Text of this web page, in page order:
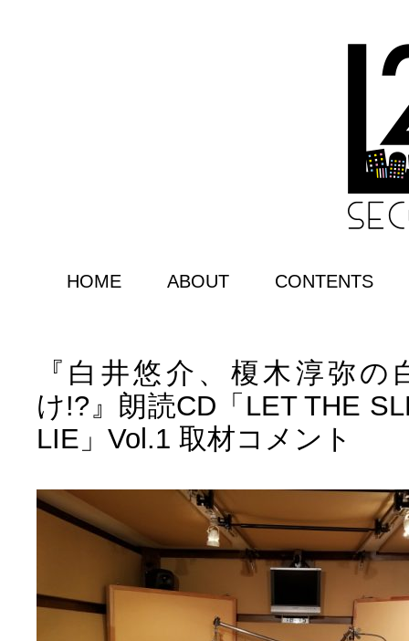
HOME ABOUT CONTENTS
『白井悠介、榎木淳弥の
け!?』朗読CD「LET THE
LIE」Vol.1 取材コメント